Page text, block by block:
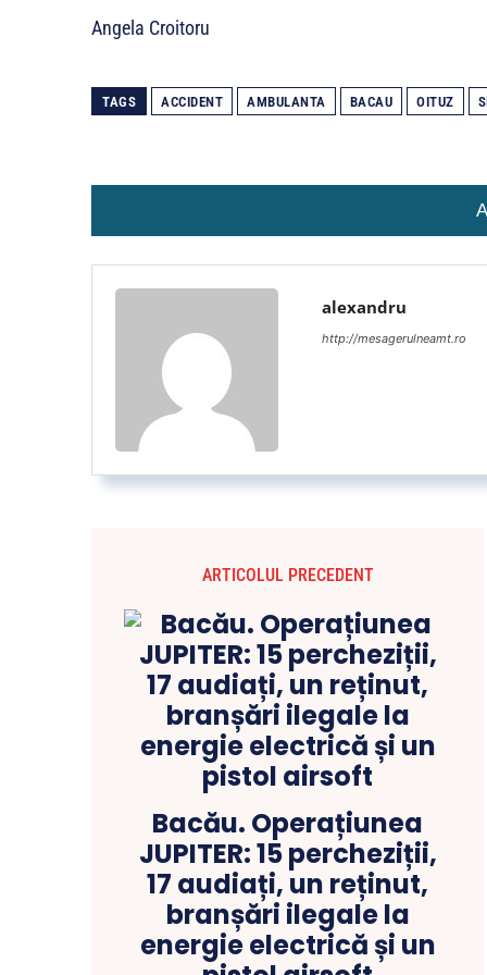
Angela Croitoru
TAGS ACCIDENT AMBULANTA BACAU OITUZ
alexandru
http://mesagerulneamt.ro
ARTICOLUL PRECEDENT
Bacău. Operațiunea
JUPITER: 15 percheziții,
17 audiați, un reținut,
branșări ilegale la
energie electrică și un